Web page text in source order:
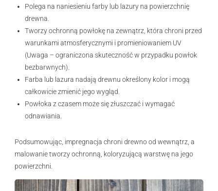
Polega na naniesieniu farby lub lazury na powierzchnię
drewna.
Tworzy ochronną powłokę na zewnątrz, która chroni przed
warunkami atmosferycznymi i promieniowaniem UV
(Uwaga – ograniczona skuteczność w przypadku powłok
bezbarwnych).
Farba lub lazura nadają drewnu określony kolor i mogą
całkowicie zmienić jego wygląd.
Powłoka z czasem może się złuszczać i wymagać
odnawiania.
Podsumowując, impregnacja chroni drewno od wewnątrz, a
malowanie tworzy ochronną, koloryzującą warstwę na jego
powierzchni.